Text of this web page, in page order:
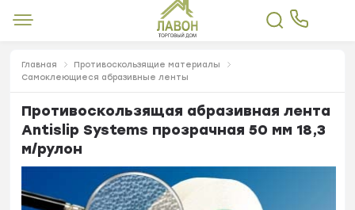
Главная
Противоскользящие материалы
Самоклеющиеся абразивные ленты
Противоскользящая абразивная лента
Antislip Systems прозрачная 50 мм 18,3
м/рулон